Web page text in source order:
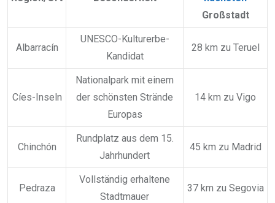
Großstadt
Albarracín
UNESCO-Kulturerbe-
Kandidat
28 km zu Teruel
Cíes-Inseln
Nationalpark mit einem
der schönsten Strände
Europas
14 km zu Vigo
Chinchón
Rundplatz aus dem 15.
Jahrhundert
45 km zu Madrid
Pedraza
Vollständig erhaltene
Stadtmauer
37 km zu Segovia